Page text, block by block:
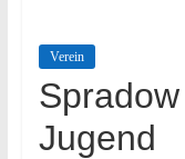
Verein
Jugend